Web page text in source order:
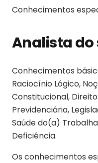
Conhecimentos
Analista do
Conhecimentos
Raciocínio Lógico,
Constitucional,
Previdenciária,
Saúde do(a)
Deficiência.
Os conhecimentos